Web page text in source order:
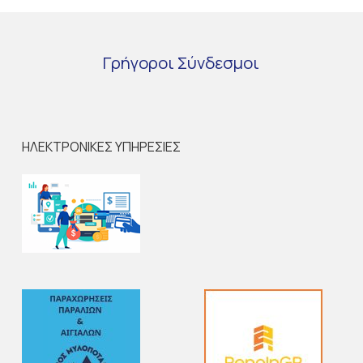
Γρήγοροι Σύνδεσμοι
ΗΛΕΚΤΡΟΝΙΚΕΣ ΥΠΗΡΕΣΙΕΣ